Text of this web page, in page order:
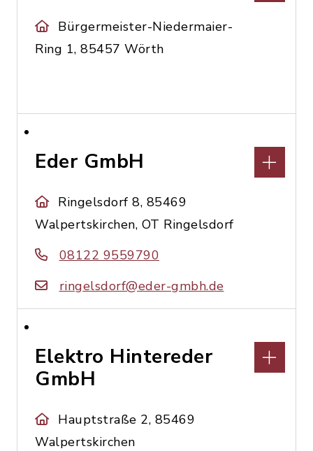
Bürgermeister-Niedermaier-
Ring 1, 85457 Wörth
Eder GmbH
Ringelsdorf 8, 85469
Walpertskirchen, OT Ringelsdorf
08122 9559790
ringelsdorf@eder-gmbh.de
Elektro Hintereder
GmbH
Hauptstraße 2, 85469
Walpertskirchen